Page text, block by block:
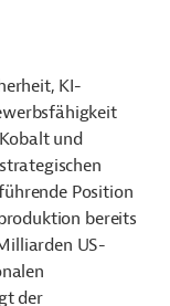
KI-
und
Position
bereits
US-
der